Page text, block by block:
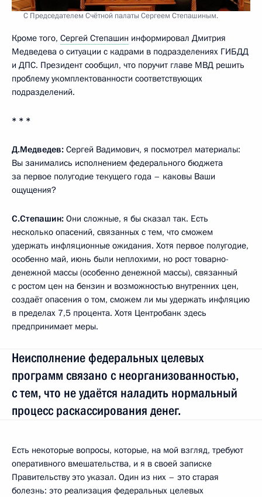
С Председателем Счётной палаты Сергеем Степашиным.
Кроме того, Сергей Степашин информировал Дмитрия
Медведева о ситуации с кадрами в подразделениях ГИБДД
и ДПС. Президент сообщил, что поручит главе МВД решить
проблему укомплектованности соответствующих
подразделений.
* * *
Д.Медведев: Сергей Вадимович, я посмотрел материалы:
Вы занимались исполнением федерального бюджета
за первое полугодие текущего года – каковы Ваши
ощущения?
С.Степашин: Они сложные, я бы сказал так. Есть
несколько опасений, связанных с тем, что сможем
удержать инфляционные ожидания. Хотя первое полугодие,
особенно май, июнь были неплохими, но рост товарно-
денежной массы (особенно денежной массы), связанный
с ростом цен на бензин и возможностью внутренних цен,
создаёт опасения о том, сможем ли мы удержать инфляцию
в пределах 7,5 процента. Хотя Центробанк здесь
предпринимает меры.
Неисполнение федеральных целевых
программ связано с неорганизованностью,
с тем, что не удаётся наладить нормальный
процесс раскассирования денег.
Есть некоторые вопросы, которые, на мой взгляд, требуют
оперативного вмешательства, и я в своей записке
Правительству это указал. Один из них – это старая
болезнь: это реализация федеральных целевых